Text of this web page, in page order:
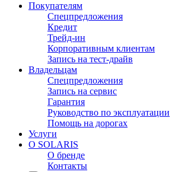
Покупателям
Спецпредложения
Кредит
Трейд-ин
Корпоративным клиентам
Запись на тест-драйв
Владельцам
Спецпредложения
Запись на сервис
Гарантия
Руководство по эксплуатации
Помощь на дорогах
Услуги
О SOLARIS
О бренде
Контакты